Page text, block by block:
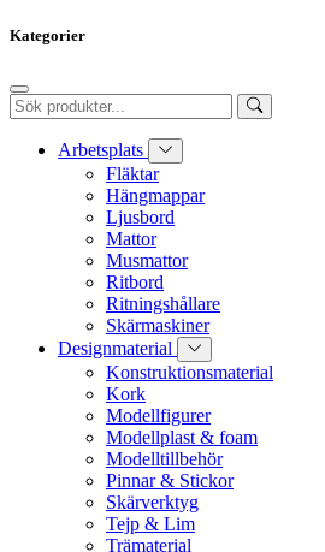
Kategorier
Arbetsplats
Fläktar
Hängmappar
Ljusbord
Mattor
Musmattor
Ritbord
Ritningshållare
Skärmaskiner
Designmaterial
Konstruktionsmaterial
Kork
Modellfigurer
Modellplast & foam
Modelltillbehör
Pinnar & Stickor
Skärverktyg
Tejp & Lim
Trämaterial